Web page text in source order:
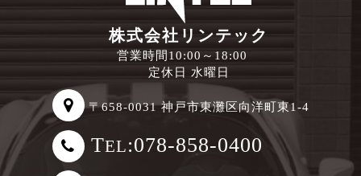
株式会社リンテック
営業時間10:00～18:00
定休日 水曜日
〒658-0031 神戸市東灘区向洋町東1-4
TEL:078-858-0400